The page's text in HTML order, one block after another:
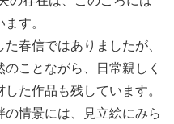
す。
春信ではありましたが、
ことながら、日常親しく
た作品も残しています。
情景には、見立絵にみら